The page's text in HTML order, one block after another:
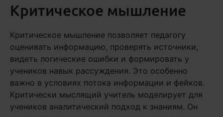
Критическое мышление
Критическое мышление позволяет педагогу
оценивать информацию, проверять источники,
видеть логические ошибки и формировать у
учеников навык рассуждения. Это особенно
важно в условиях потока информации и фейков.
Критически мыслящий учитель моделирует для
учеников аналитический подход к знаниям. Он